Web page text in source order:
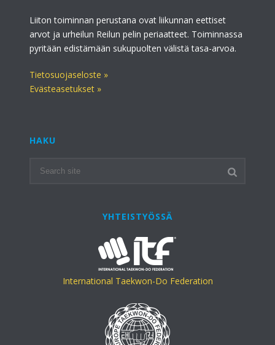
Liiton toiminnan perustana ovat liikunnan eettiset
arvot ja urheilun Reilun pelin periaatteet. Toiminnassa
pyritään edistämään sukupuolten välistä tasa-arvoa.
Tietosuojaseloste »
Evästeasetukset »
HAKU
YHTEISTYÖSSÄ
International Taekwon-Do Federation